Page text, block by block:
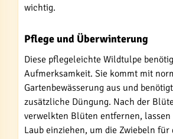
wichtig.
Pflege und Überwinterung
Diese pflegeleichte Wildtulpe
Aufmerksamkeit. Sie kommt mit
Gartenbewässerung aus und
zusätzliche Düngung. Nach der
verwelkten Blüten entfernen, lassen
Laub einziehen, um die Zwiebeln für